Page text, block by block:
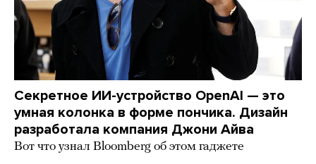
Секретное ИИ-устройство OpenAI — это
умная колонка в форме пончика. Дизайн
разработала компания Джони Айва
Вот что узнал Bloomberg об этом гаджете